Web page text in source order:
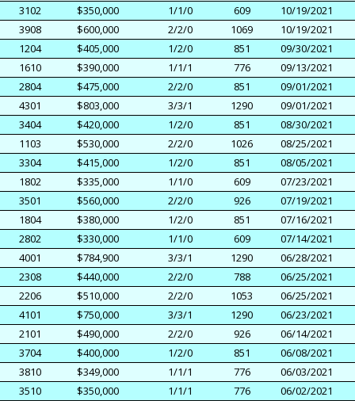
3102
$350,000 1/1/0 609
10/19/2021
3908
$600,000 2/2/0 1069
10/19/2021
1204
$405,000 1/2/0 851
09/30/2021
1610
$390,000 1/1/1 776
09/13/2021
2804
$475,000 2/2/0 851
09/01/2021
4301
$803,000 3/3/1 1290
09/01/2021
3404
$420,000 1/2/0 851
08/30/2021
1103
$530,000 2/2/0 1026
08/25/2021
3304
$415,000 1/2/0 851
08/05/2021
1802
$335,000 1/1/0 609
07/23/2021
3501
$560,000 2/2/0 926
07/19/2021
1804
$380,000 1/2/0 851
07/16/2021
2802
$330,000 1/1/0 609
07/14/2021
4001
$784,900 3/3/1 1290
06/28/2021
2308
$440,000 2/2/0 788
06/25/2021
2206
$510,000 2/2/0 1053
06/25/2021
4101
$750,000 3/3/1 1290
06/23/2021
2101
$490,000 2/2/0 926
06/14/2021
3704
$400,000 1/2/0 851
06/08/2021
3810
$349,000 1/1/1 776
06/03/2021
3510
$350,000 1/1/1 776
06/02/2021